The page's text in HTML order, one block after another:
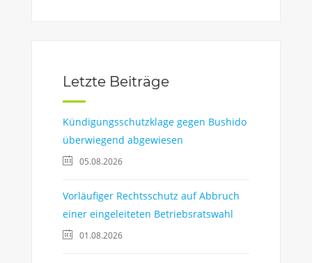
Letzte Beiträge
Kündigungsschutzklage gegen Bushido
überwiegend abgewiesen
05.08.2026
Vorläufiger Rechtsschutz auf Abbruch
einer eingeleiteten Betriebsratswahl
01.08.2026